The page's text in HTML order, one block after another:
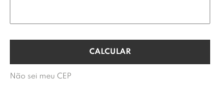
Não sei meu CEP